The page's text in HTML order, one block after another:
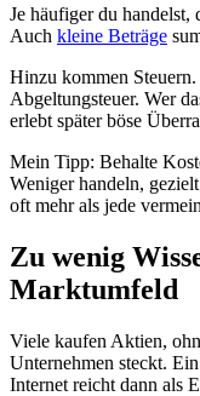
Je häufiger du handelst,
Auch kleine Beträge
Hinzu kommen
Abgeltungsteuer. Wer
erlebt später böse
Mein Tipp: Behalte
Weniger handeln,
oft mehr als jede
Zu wenig
Marktumfeld
Viele kaufen Aktien,
Unternehmen steckt.
Internet reicht dann als